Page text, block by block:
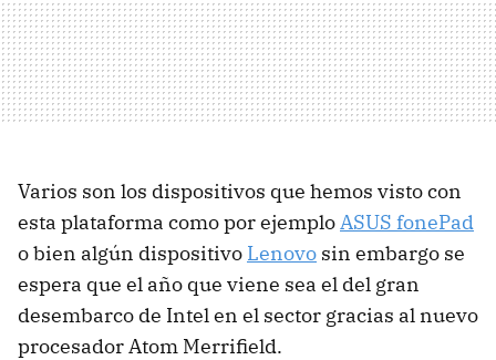
Varios son los dispositivos que hemos visto con
esta plataforma como por ejemploASUS fonePad
o bien algún dispositivo Lenovo sin embargo se
espera que el año que viene sea el del gran
desembarco de Intel en el sector gracias al nuevo
procesador Atom Merrifield.